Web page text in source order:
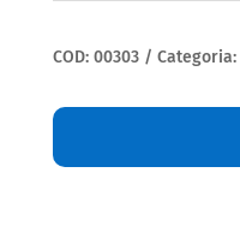
COD: 00303 Categoria: